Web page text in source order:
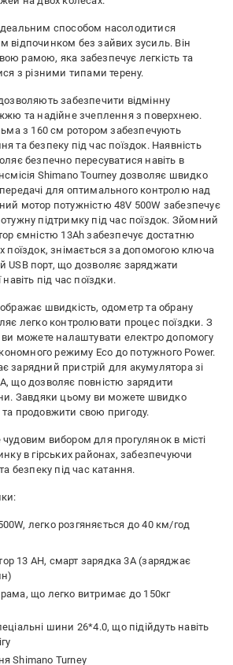
способом насолодитися
відпочинком без зайвих зусиль. Він
рамою, яка забезпечує легкість та
з різними типами терену.
забезпечити відмінну
та надійне зчеплення з поверхнею.
з 160 см ротором забезпечують
та безпеку під час поїздок. Наявність
безпечно пересуватися навіть в
Shimano Tourney дозволяє швидко
для оптимального контролю над
мотор потужністю 48V 500W забезпечує
підтримку під час поїздок. Зйомний
ємністю 13Ah забезпечує достатню
поїздок, знімається за допомогою ключа
USB порт, що дозволяє заряджати
навіть під час поїздки.
швидкість, одометр та обрану
легко контролювати процес поїздки. З
ви можете налаштувати електро допомогу
режиму Eco до потужного Power.
зарядний пристрій для акумулятора зі
що дозволяє повністю зарядити
Завдяки цьому ви можете швидко
продовжити свою пригоду.
вибором для прогулянок в місті
в гірських районах, забезпечуючи
безпеку під час катання.
легко розгяняється до 40 км/год
13 AH, смарт зарядка 3А (заряджає
що легко витримає до 150кг
шини 26*4.0, що підійдуть навіть
Shimano Turney